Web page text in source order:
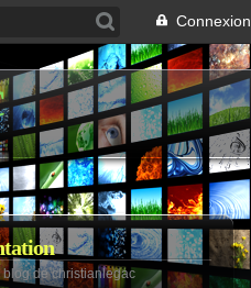
Connexion
blog de christianlegac